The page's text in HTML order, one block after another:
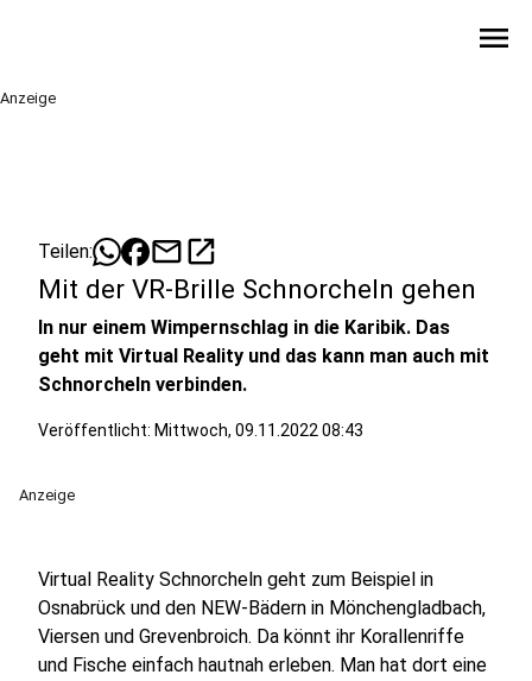
menu
Anzeige
Teilen: mailopen_in_new
Mit der VR-Brille Schnorcheln gehen
In nur einem Wimpernschlag in die Karibik. Das
geht mit Virtual Reality und das kann man auch mit
Schnorcheln verbinden.
Veröffentlicht: Mittwoch, 09.11.2022 08:43
Anzeige
Virtual Reality Schnorcheln geht zum Beispiel in
Osnabrück und den NEW-Bädern in Mönchengladbach,
Viersen und Grevenbroich. Da könnt ihr Korallenriffe
und Fische einfach hautnah erleben. Man hat dort eine